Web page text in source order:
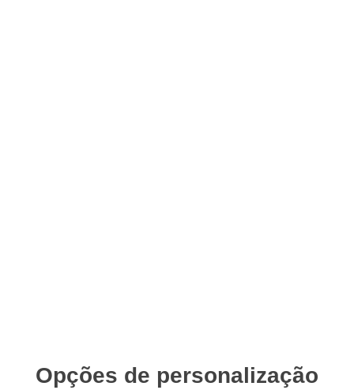
Opções de personalização